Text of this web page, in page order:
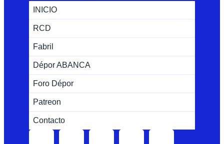
INICIO
RCD
Fabril
Dépor ABANCA
Foro Dépor
Patreon
Contacto